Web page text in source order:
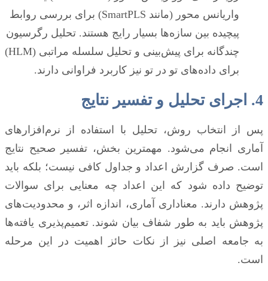
واریانس محور (مانند SmartPLS) برای بررسی روابط
پیچیده بین سازه‌ها بسیار رایج هستند. تحلیل رگرسیون
چندگانه برای پیش‌بینی و تحلیل سلسله مراتبی (HLM)
برای داده‌های تو در تو نیز کاربرد فراوانی دارند.
4. اجرای تحلیل و تفسیر نتایج
پس از انتخاب روش، تحلیل با استفاده از نرم‌افزارهای
آماری انجام می‌شود. مهمترین بخش، تفسیر صحیح نتایج
است. صرف گزارش اعداد و جداول کافی نیست؛ بلکه باید
توضیح داده شود که این اعداد چه معنایی برای سوالات
پژوهش دارند. معناداری آماری، اندازه اثر، و محدودیت‌های
پژوهش باید به طور شفاف بیان شوند. تعمیم‌پذیری یافته‌ها
به جامعه اصلی نیز از نکات حائز اهمیت در این مرحله
است.